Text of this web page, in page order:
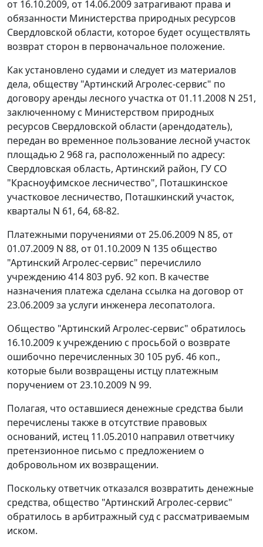
от 16.10.2009, от 14.06.2009 затрагивают права и
обязанности Министерства природных ресурсов
Свердловской области, которое будет осуществлять
возврат сторон в первоначальное положение.
Как установлено судами и следует из материалов
дела, обществу "Артинский Агролес-сервис" по
договору аренды лесного участка от 01.11.2008 N 251,
заключенному с Министерством природных
ресурсов Свердловской области (арендодатель),
передан во временное пользование лесной участок
площадью 2 968 га, расположенный по адресу:
Свердловская область, Артинский район, ГУ СО
"Красноуфимское лесничество", Поташкинское
участковое лесничество, Поташкинский участок,
кварталы N 61, 64, 68-82.
Платежными поручениями от 25.06.2009 N 85, от
01.07.2009 N 88, от 01.10.2009 N 135 общество
"Артинский Агролес-сервис" перечислило
учреждению 414 803 руб. 92 коп. В качестве
назначения платежа сделана ссылка на договор от
23.06.2009 за услуги инженера лесопатолога.
Общество "Артинский Агролес-сервис" обратилось
16.10.2009 к учреждению с просьбой о возврате
ошибочно перечисленных 30 105 руб. 46 коп.,
которые были возвращены истцу платежным
поручением от 23.10.2009 N 99.
Полагая, что оставшиеся денежные средства были
перечислены также в отсутствие правовых
оснований, истец 11.05.2010 направил ответчику
претензионное письмо с предложением о
добровольном их возвращении.
Поскольку ответчик отказался возвратить денежные
средства, общество "Артинский Агролес-сервис"
обратилось в арбитражный суд с рассматриваемым
иском.